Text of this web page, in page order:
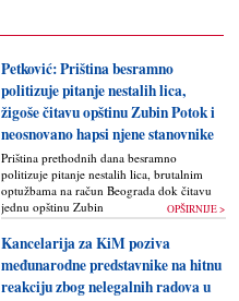
Petković: Priština besramno
politizuje pitanje nestalih lica,
žigoše čitavu opštinu Zubin Potok i
neosnovano hapsi njene stanovnike
Priština prethodnih dana besramno
politizuje pitanje nestalih lica, brutalnim
optužbama na račun Beograda dok čitavu
jednu opštinu Zubin Potok žigoše...OPŠIRNIJE >
Kancelarija za KiM poziva
međunarodne predstavnike na hitnu
reakciju zbog nelegalnih radova u